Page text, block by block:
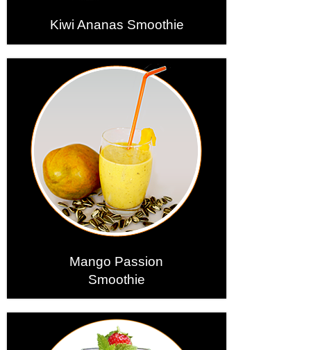
Kiwi Ananas Smoothie
Mango Passion
Smoothie